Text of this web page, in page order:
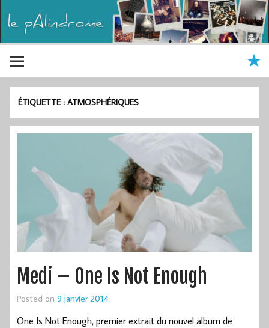
ÉTIQUETTE :ATMOSPHÉRIQUES
Medi – One Is Not Enough
Posted on 9 janvier 2014
One Is Not Enough, premier extrait du nouvel album de